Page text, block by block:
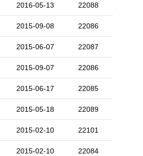
2016-05-13 22088
2015-09-08 22086
2015-06-07 22087
2015-09-07 22086
2015-06-17 22085
2015-05-18 22089
2015-02-10 22101
2015-02-10 22084